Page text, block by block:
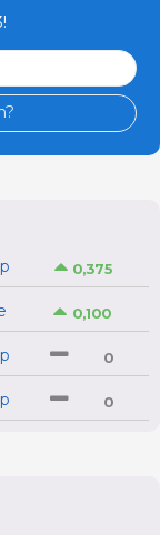
0,375
0,100
0
0